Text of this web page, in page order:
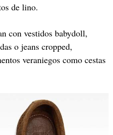
de lino.
con vestidos babydoll,
o jeans cropped,
veraniegos como cestas